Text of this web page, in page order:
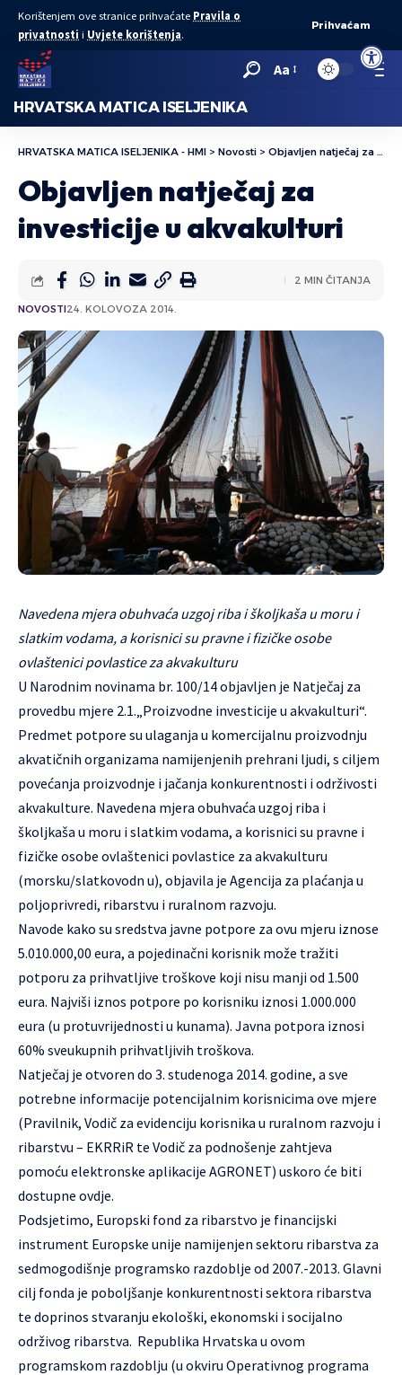
Open
Korištenjem ove stranice prihvaćate Pravila o
privatnosti i Uvjete korištenja.
Prihvaćam
Aa
HRVATSKA MATICA ISELJENIKA
HRVATSKA MATICA ISELJENIKA - HMI > Novosti > Objavljen natječaj za investicije u akvakulturi
Objavljen natječaj za
investicije u akvakulturi
NOVOSTI24. KOLOVOZA 2014.
2 MIN ČITANJA
Navedena mjera obuhvaća uzgoj riba i školjkaša u moru i
slatkim vodama, a korisnici su pravne i fizičke osobe
ovlaštenici povlastice za akvakulturu
U Narodnim novinama br. 100/14 objavljen je Natječaj za
provedbu mjere 2.1.„Proizvodne investicije u akvakulturi“.
Predmet potpore su ulaganja u komercijalnu proizvodnju
akvatičnih organizama namijenjenih prehrani ljudi, s ciljem
povećanja proizvodnje i jačanja konkurentnosti i održivosti
akvakulture. Navedena mjera obuhvaća uzgoj riba i
školjkaša u moru i slatkim vodama, a korisnici su pravne i
fizičke osobe ovlaštenici povlastice za akvakulturu
(morsku/slatkovodn u), objavila je Agencija za plaćanja u
poljoprivredi, ribarstvu i ruralnom razvoju.
Navode kako su sredstva javne potpore za ovu mjeru iznose
5.010.000,00 eura, a pojedinačni korisnik može tražiti
potporu za prihvatljive troškove koji nisu manji od 1.500
eura. Najviši iznos potpore po korisniku iznosi 1.000.000
eura (u protuvrijednosti u kunama). Javna potpora iznosi
60% sveukupnih prihvatljivih troškova.
Natječaj je otvoren do 3. studenoga 2014. godine, a sve
potrebne informacije potencijalnim korisnicima ove mjere
(Pravilnik, Vodič za evidenciju korisnika u ruralnom razvoju i
ribarstvu – EKRRiR te Vodič za podnošenje zahtjeva
pomoću elektronske aplikacije AGRONET) uskoro će biti
dostupne ovdje.
Podsjetimo, Europski fond za ribarstvo je financijski
instrument Europske unije namijenjen sektoru ribarstva za
sedmogodišnje programsko razdoblje od 2007.-2013. Glavni
cilj fonda je poboljšanje konkurentnosti sektora ribarstva
te doprinos stvaranju ekološki, ekonomski i socijalno
održivog ribarstva. Republika Hrvatska u ovom
programskom razdoblju (u okviru Operativnog programa